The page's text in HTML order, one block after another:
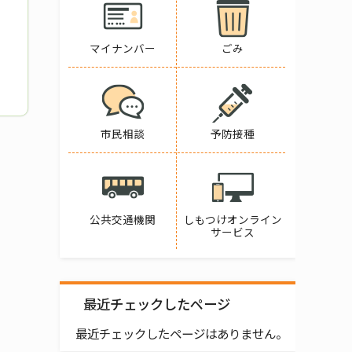
マイナンバー ごみ
市民相談 予防接種
公共交通機関
しもつけオンライン
サービス
最近チェックしたページ
最近チェックしたページはありません。